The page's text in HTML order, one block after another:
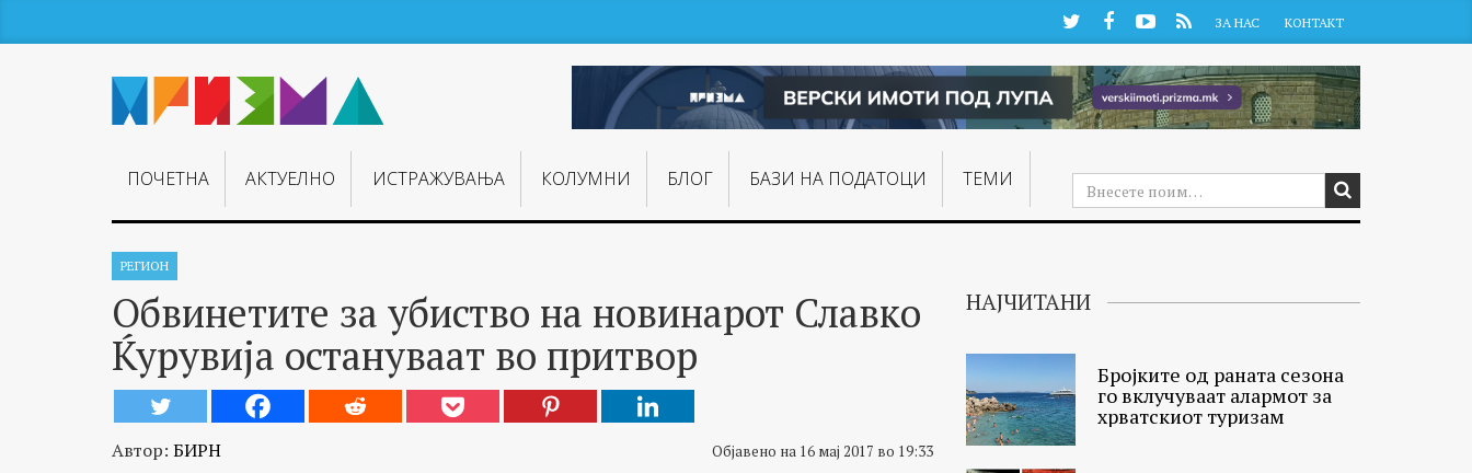
TwitterFacebookYouTube
RSS ЗА НАС КОНТАКТ
ПОЧЕТНА АКТУЕЛНО ИСТРАЖУВАЊA КОЛУМНИ БЛОГ БАЗИ НА ПОДАТОЦИ ТЕМИ
РЕГИОН
Обвинетите за убиство на новинарот Славко
Ќурувија остануваат во притвор
Автор: БИРН Објавено на 16 мај 2017 во 19:33
НАЈЧИТАНИ
Бројките од раната сезона
го вклучуваат алармот за
хрватскиот туризам